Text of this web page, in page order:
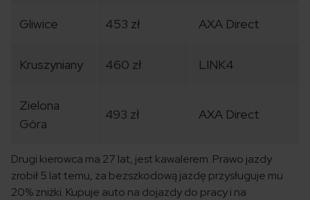
Gliwice 453 zł AXA Direct
Kruszyniany 460 zł LINK4
Zielona
Góra
493 zł AXA Direct
Drugi kierowca ma 27 lat, jest kawalerem. Prawo jazdy
zrobił 5 lat temu, za bezszkodową jazdę przysługuje mu
20% zniżki. Kupuje auto na dojazdy do pracy i na